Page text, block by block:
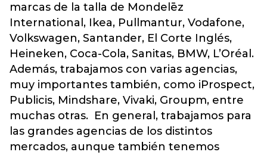
marcas de la talla de Mondelēz
International, Ikea, Pullmantur, Vodafone,
Volkswagen, Santander, El Corte Inglés,
Heineken, Coca-Cola, Sanitas, BMW, L’Oréal.
Además, trabajamos con varias agencias,
muy importantes también, como iProspect,
Publicis, Mindshare, Vivaki, Groupm, entre
muchas otras. En general, trabajamos para
las grandes agencias de los distintos
mercados, aunque también tenemos